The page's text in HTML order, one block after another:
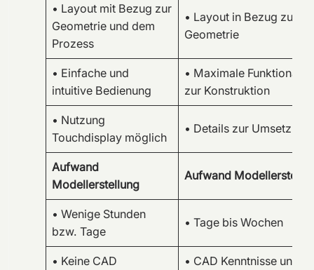
• Layout mit Bezug zur
Geometrie und dem
Prozess
• Layout in Bezug zur
Geometrie
• Einfache und
intuitive Bedienung
• Maximale
zur Konstruktion
• Nutzung
Touchdisplay möglich
• Details zur Umsetzung
Aufwand
Modellerstellung
Aufwand
• Wenige Stunden
bzw. Tage
• Tage bis Wochen
• Keine CAD
• CAD Kenntnisse und